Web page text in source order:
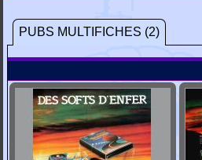
PUBS MULTIFICHES (2)